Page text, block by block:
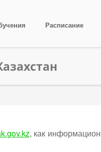
Расписание
, как